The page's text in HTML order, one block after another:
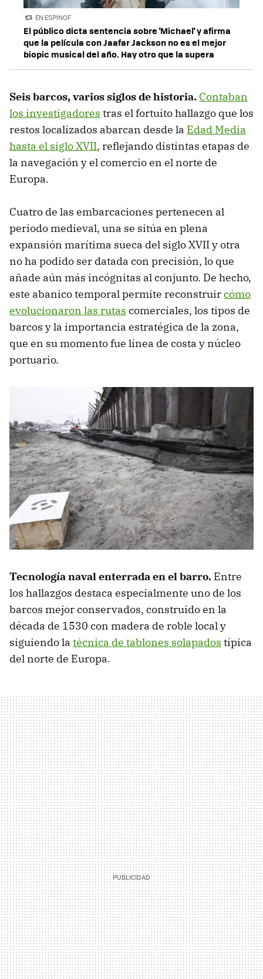
EN ESPINOF
El público dicta sentencia sobre 'Michael' y afirma
que la película con Jaafar Jackson no es el mejor
biopic musical del año. Hay otro que la supera
Seis barcos, varios siglos de historia. Contaban
los investigadores tras el fortuito hallazgo que los
restos localizados abarcan desde la Edad Media
hasta el siglo XVII, reflejando distintas etapas de
la navegación y el comercio en el norte de
Europa.
Cuatro de las embarcaciones pertenecen al
periodo medieval, una se sitúa en plena
expansión marítima sueca del siglo XVII y otra
no ha podido ser datada con precisión, lo que
añade aún más incógnitas al conjunto. De hecho,
este abanico temporal permite reconstruircómo
evolucionaron las rutas comerciales, los tipos de
barcos y la importancia estratégica de la zona,
que en su momento fue línea de costa y núcleo
portuario.
Tecnología naval enterrada en el barro. Entre
los hallazgos destaca especialmente uno de los
barcos mejor conservados, construido en la
década de 1530 con madera de roble local y
siguiendo la técnica de tablones solapados típica
del norte de Europa.